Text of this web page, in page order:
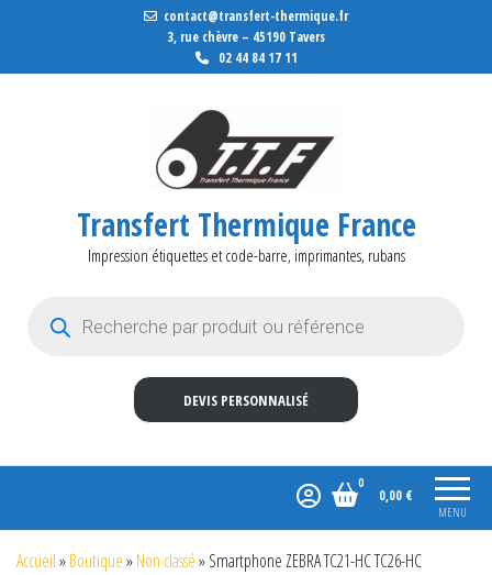
contact@transfert-thermique.fr
3, rue chèvre – 45190 Tavers
02 44 84 17 11
Transfert Thermique France
Impression étiquettes et code-barre, imprimantes, rubans
DEVIS PERSONNALISÉ
MENU
0
0,00 €
Accueil»Boutique»Non classé»Smartphone ZEBRA TC21-HC TC26-HC